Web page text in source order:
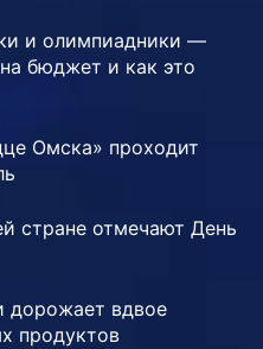
и олимпиадники —
бюджет и как это
Омска» проходит
стране отмечают День
дорожает вдвое
продуктов